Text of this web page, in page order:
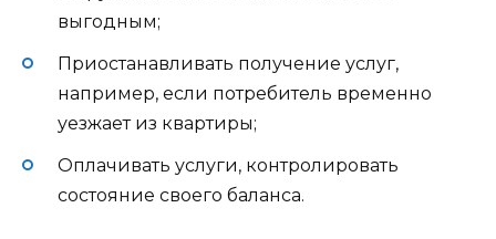
выгодным;
Приостанавливать получение услуг,
например, если потребитель временно
уезжает из квартиры;
Оплачивать услуги, контролировать
состояние своего баланса.